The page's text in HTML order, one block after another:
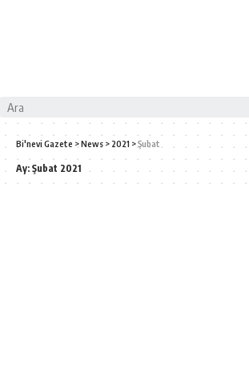
Bi'nevi Gazete >News > 2021 >Şubat
Ay:Şubat 2021